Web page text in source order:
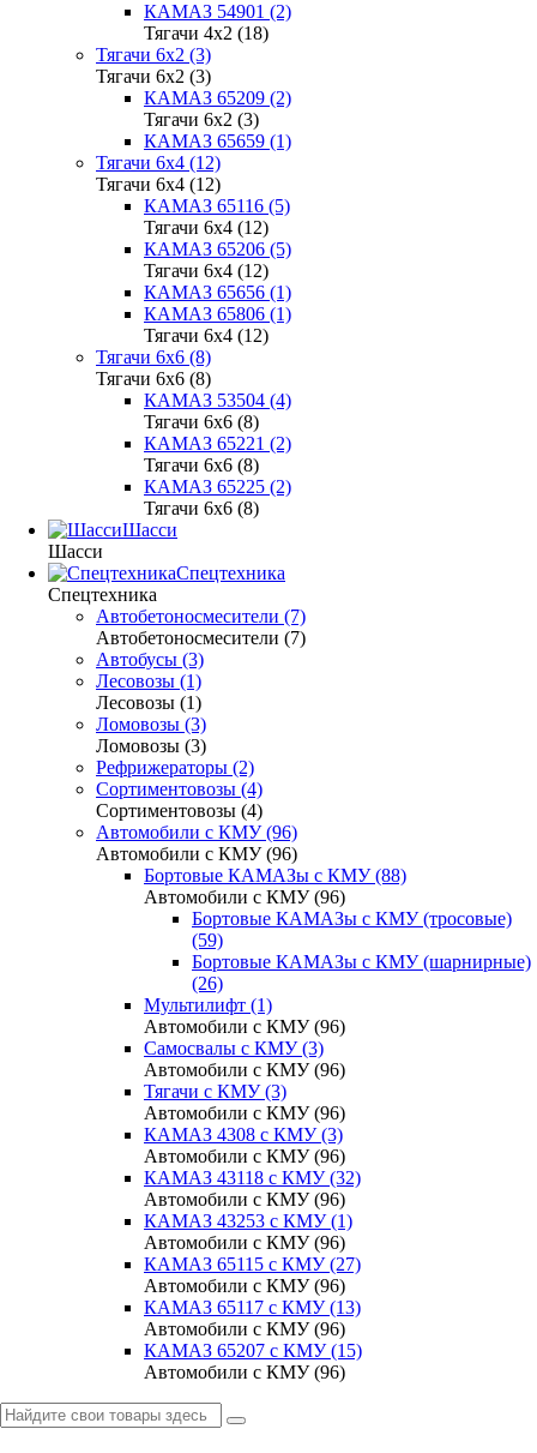
КАМАЗ 54901 (2)
Тягачи 4x2 (18)
Тягачи 6x2 (3)
Тягачи 6x2 (3)
КАМАЗ 65209 (2)
Тягачи 6x2 (3)
КАМАЗ 65659 (1)
Тягачи 6x4 (12)
Тягачи 6x4 (12)
КАМАЗ 65116 (5)
Тягачи 6x4 (12)
КАМАЗ 65206 (5)
Тягачи 6x4 (12)
КАМАЗ 65656 (1)
КАМАЗ 65806 (1)
Тягачи 6x4 (12)
Тягачи 6x6 (8)
Тягачи 6x6 (8)
КАМАЗ 53504 (4)
Тягачи 6x6 (8)
КАМАЗ 65221 (2)
Тягачи 6x6 (8)
КАМАЗ 65225 (2)
Тягачи 6x6 (8)
Шасси
Шасси
Спецтехника
Спецтехника
Автобетоносмесители (7)
Автобетоносмесители (7)
Автобусы (3)
Лесовозы (1)
Лесовозы (1)
Ломовозы (3)
Ломовозы (3)
Рефрижераторы (2)
Сортиментовозы (4)
Сортиментовозы (4)
Автомобили с КМУ (96)
Автомобили с КМУ (96)
Бортовые КАМАЗы с КМУ (88)
Автомобили с КМУ (96)
Бортовые КАМАЗы с КМУ (тросовые)
(59)
Бортовые КАМАЗы с КМУ (шарнирные)
(26)
Мультилифт (1)
Автомобили с КМУ (96)
Самосвалы с КМУ (3)
Автомобили с КМУ (96)
Тягачи с КМУ (3)
Автомобили с КМУ (96)
КАМАЗ 4308 c КМУ (3)
Автомобили с КМУ (96)
КАМАЗ 43118 с КМУ (32)
Автомобили с КМУ (96)
КАМАЗ 43253 с КМУ (1)
Автомобили с КМУ (96)
КАМАЗ 65115 с КМУ (27)
Автомобили с КМУ (96)
КАМАЗ 65117 с КМУ (13)
Автомобили с КМУ (96)
КАМАЗ 65207 с КМУ (15)
Автомобили с КМУ (96)